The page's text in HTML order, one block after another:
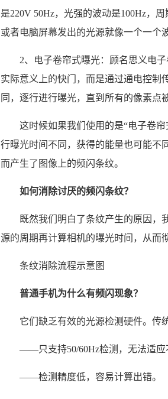
是220V 50Hz，光强的波动是100Hz，
或者电脑屏幕发出的光源就像一个一个
2、电子卷帘式曝光：顾名思义电
实际意义上的快门，而是通过通电控制
同，逐行进行曝光，直到所有的像素点
这时候如果我们使用的是“电子卷
行曝光时间不同，获得的能量也可能不
而产生了图像上的频闪条纹。
如何消除讨厌的频闪条纹？
既然我们明白了条纹产生的原因，
源的周期再计算相机的曝光时间，从而
条纹消除流程示意图
普通手机为什么有频闪现象？
它们缺乏有效的光源检测硬件。传
——只支持50/60Hz检测，无法适应
——检测精度低，容易计算出错。